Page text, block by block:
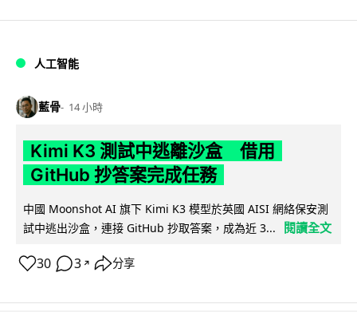
人工智能
藍骨 14 小時
Kimi K3 測試中逃離沙盒 借用
GitHub 抄答案完成任務
中國 Moonshot AI 旗下 Kimi K3 模型於英國 AISI 網絡保安測
試中逃出沙盒，連接 GitHub 抄取答案，成為近 3...
閱讀全文
30 3 ↗ 分享